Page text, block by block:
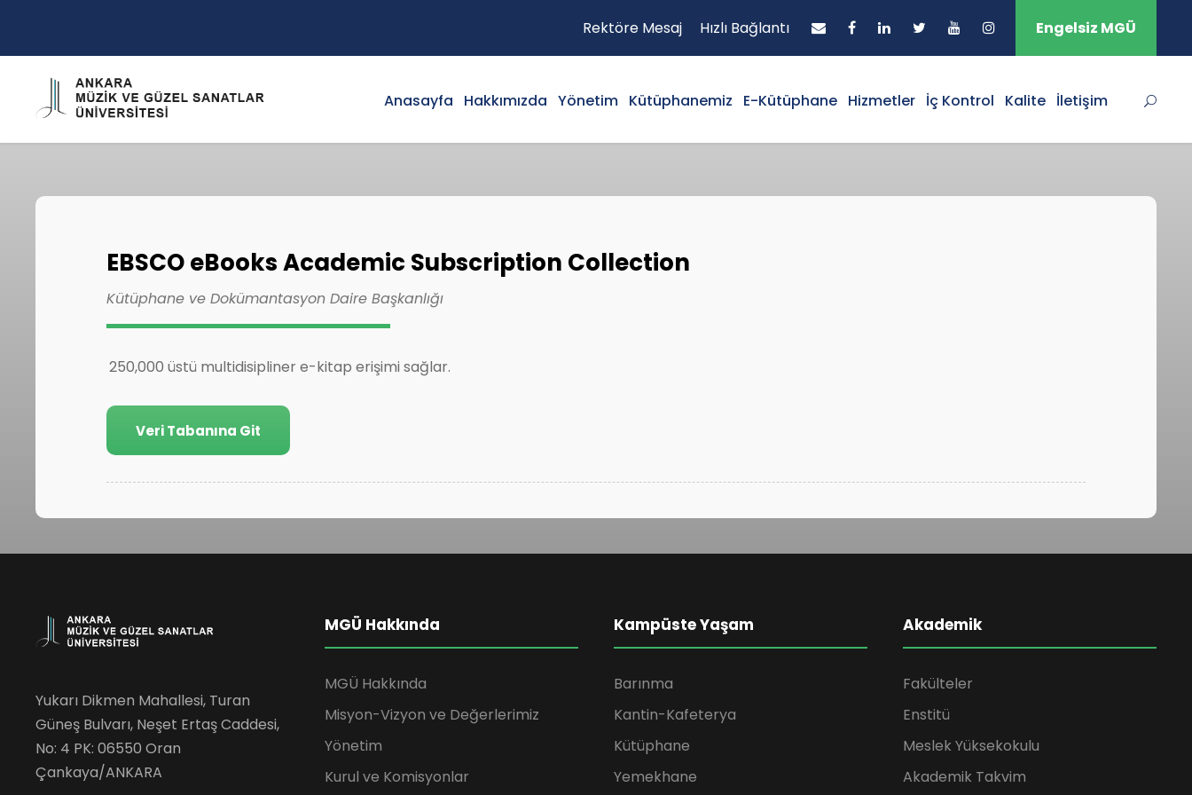
Rektöre Mesaj Hızlı Bağlantı Engelsiz MGÜ
Anasayfa Hakkımızda Yönetim Kütüphanemiz E-Kütüphane Hizmetler İç Kontrol Kalite İletişim
EBSCO eBooks Academic Subscription Collection
Kütüphane ve Dokümantasyon Daire Başkanlığı
250,000 üstü multidisipliner e-kitap erişimi sağlar.
Veri Tabanına Git
Yukarı Dikmen Mahallesi, Turan
Güneş Bulvarı, Neşet Ertaş Caddesi,
No: 4 PK: 06550 Oran
Çankaya/ANKARA
MGÜ Hakkında
MGÜ Hakkında
Misyon-Vizyon ve Değerlerimiz
Yönetim
Kurul ve Komisyonlar
Kampüste Yaşam
Barınma
Kantin-Kafeterya
Kütüphane
Yemekhane
Akademik
Fakülteler
Enstitü
Meslek Yüksekokulu
Akademik Takvim